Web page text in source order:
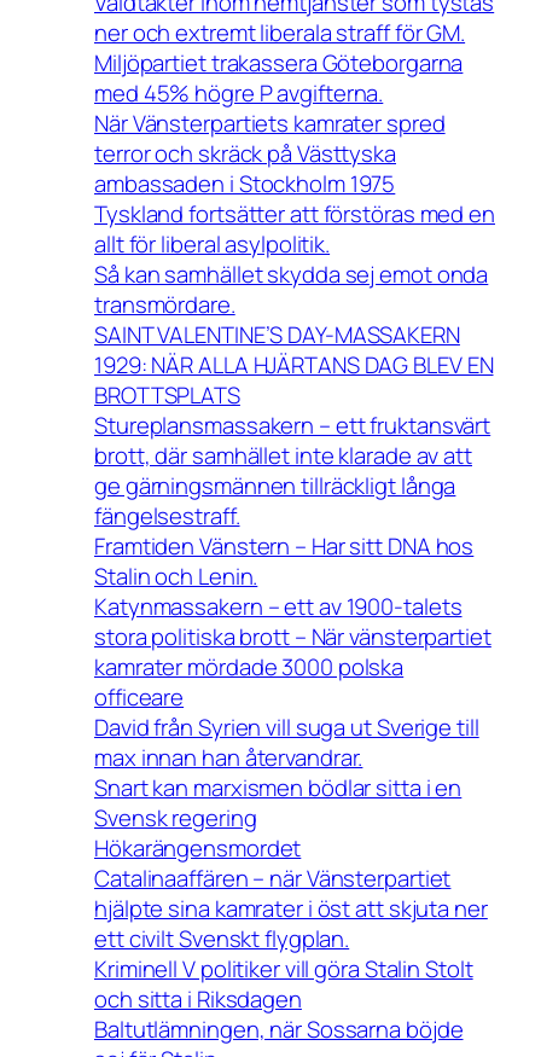
ner och extremt liberala straff för GM.
Miljöpartiet trakassera Göteborgarna
med 45% högre P avgifterna.
När Vänsterpartiets kamrater spred
terror och skräck på Västtyska
ambassaden i Stockholm 1975
Tyskland fortsätter att förstöras med en
allt för liberal asylpolitik.
Så kan samhället skydda sej emot onda
transmördare.
SAINT VALENTINE’S DAY-MASSAKERN
1929: NÄR ALLA HJÄRTANS DAG BLEV EN
BROTTSPLATS
Stureplansmassakern – ett fruktansvärt
brott, där samhället inte klarade av att
ge gärningsmännen tillräckligt långa
fängelsestraff.
Framtiden Vänstern – Har sitt DNA hos
Stalin och Lenin.
Katynmassakern – ett av 1900-talets
stora politiska brott – När vänsterpartiet
kamrater mördade 3000 polska
officeare
David från Syrien vill suga ut Sverige till
max innan han återvandrar.
Snart kan marxismen bödlar sitta i en
Svensk regering
Hökarängensmordet
Catalinaaffären – när Vänsterpartiet
hjälpte sina kamrater i öst att skjuta ner
ett civilt Svenskt flygplan.
Kriminell V politiker vill göra Stalin Stolt
och sitta i Riksdagen
Baltutlämningen, när Sossarna böjde